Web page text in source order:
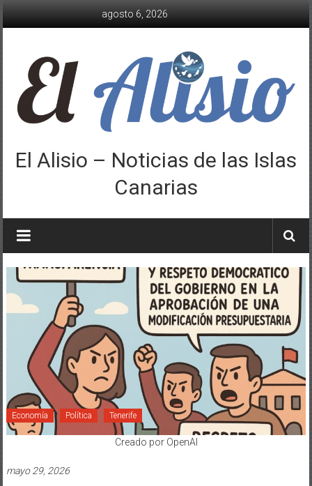
agosto 6, 2026
El Alisio – Noticias de las Islas
Canarias
Economía Política Tenerife
Creado por OpenAI
mayo 29, 2026